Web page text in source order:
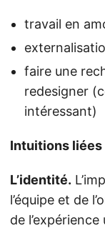
travail en
faire une
redesigner
intéressant)
Intuitions liées
L’identité.
l’équipe et de
de